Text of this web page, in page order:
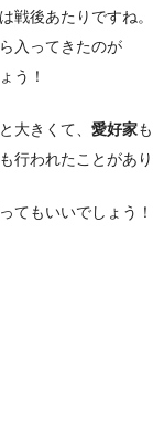
戦後あたりですね。
入ってきたのが
う！
大きくて、 愛好家
行われたことがあり
てもいいでしょう！